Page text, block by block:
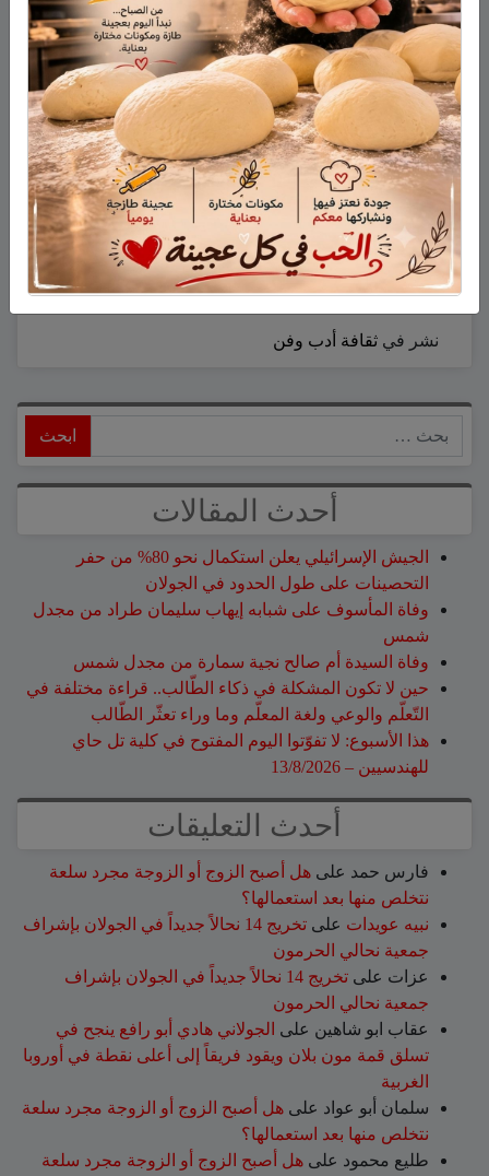
حَبَّاتُها أنتِ والنَّبْعُ الوَريدْ
وإلى مَنْ تَعودِيْنَ
يَعودُ كُلُّ العَبيدْ
فَلَكِ الإيمان بالله
مِنْهُ وَلَهُ النُّوْرُ العَتيدْ !!!…
نشر في ثقافة أدب وفن
أحدث المقالات
الجيش الإسرائيلي يعلن استكمال نحو 80% من حفر
التحصينات على طول الحدود في الجولان
وفاة المأسوف على شبابه إيهاب سليمان طراد من مجدل
شمس
وفاة السيدة أم صالح نجية سمارة من مجدل شمس
حين لا تكون المشكلة في ذكاء الطّالب.. قراءة مختلفة في
التّعلّم والوعي ولغة المعلّم وما وراء تعثّر الطّالب
هذا الأسبوع: لا تفوّتوا اليوم المفتوح في كلية تل حاي
للهندسيين – 13/8/2026
أحدث التعليقات
فارس حمد على هل أصبح الزوج أو الزوجة مجرد سلعة
نتخلص منها بعد استعمالها؟
نبيه عويدات على
تخريج 14 نحالاً جديداً في الجولان بإشراف
جمعية نحالي الحرمون
عزات على
تخريج 14 نحالاً جديداً في الجولان بإشراف
جمعية نحالي الحرمون
عقاب ابو شاهين على الجولاني هادي أبو رافع ينجح في
تسلق قمة مون بلان ويقود فريقاً إلى أعلى نقطة في أوروبا
الغربية
سلمان أبو عواد على هل أصبح الزوج أو الزوجة مجرد سلعة
نتخلص منها بعد استعمالها؟
طليع محمود على هل أصبح الزوج أو الزوجة مجرد سلعة